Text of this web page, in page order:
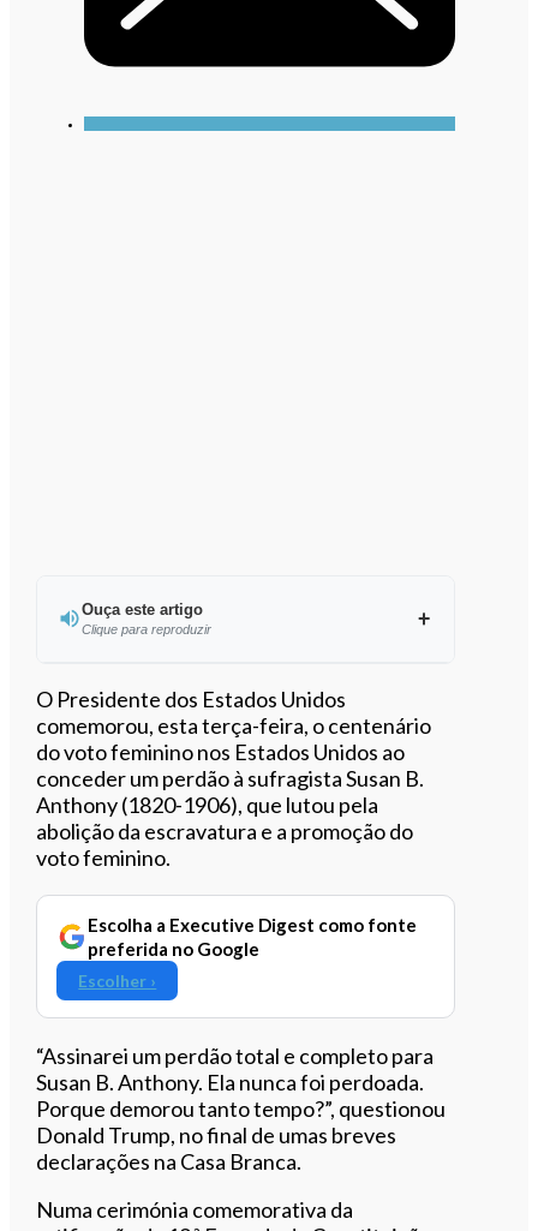
Ouça este artigo
Clique para reproduzir
Ouvir este artigo
O Presidente dos Estados Unidos
comemorou, esta terça-feira, o centenário
do voto feminino nos Estados Unidos ao
conceder um perdão à sufragista Susan B.
Anthony (1820-1906), que lutou pela
abolição da escravatura e a promoção do
voto feminino.
Escolha a Executive Digest como fonte
preferida no Google
Escolher ›
“Assinarei um perdão total e completo para
Susan B. Anthony. Ela nunca foi perdoada.
Porque demorou tanto tempo?”, questionou
Donald Trump, no final de umas breves
declarações na Casa Branca.
Numa cerimónia comemorativa da